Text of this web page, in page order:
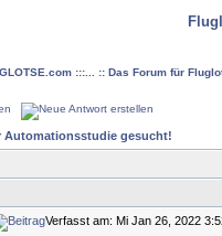
:::... :: Das Forum für
Automationsstudie gesucht!
Verfasst am: Mi Jan 26, 2022